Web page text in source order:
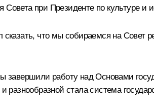
Совета при Президенте по культуре и
сказать, что мы собираемся на Совет
завершили работу над Основами
и разнообразной стала система